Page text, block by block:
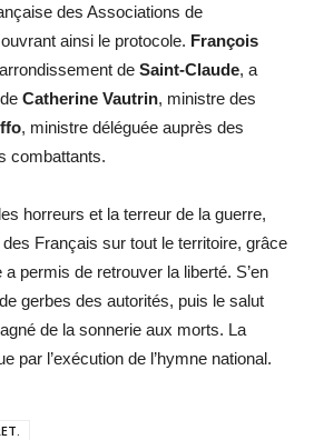
des Associations de
ainsi le protocole. François
de Saint-Claude, a
Catherine Vautrin, ministre des
, ministre déléguée auprès des
combattants.
horreurs et la terreur de la guerre,
Français sur tout le territoire, grâce
permis de retrouver la liberté. S’en
gerbes des autorités, puis le salut
de la sonnerie aux morts. La
par l’exécution de l’hymne national.